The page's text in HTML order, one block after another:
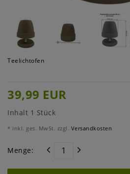
Teelichtofen
39,99 EUR
Inhalt 1 Stück
* inkl. ges. MwSt. zzgl. Versandkosten
Menge: